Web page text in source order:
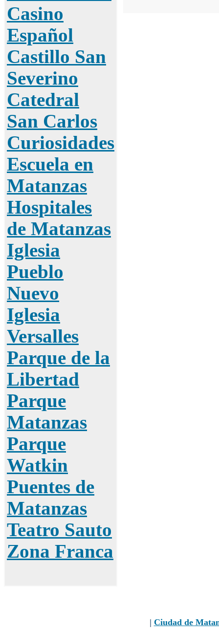
Casino
Español
Castillo San
Severino
Catedral
San Carlos
Curiosidades
Escuela en
Matanzas
Hospitales
de Matanzas
Iglesia
Pueblo
Nuevo
Iglesia
Versalles
Parque de la
Libertad
Parque
Matanzas
Parque
Watkin
Puentes de
Matanzas
Teatro Sauto
Zona Franca
| Ciudad de